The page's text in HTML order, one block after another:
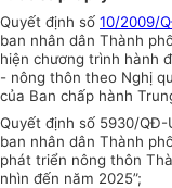
Quyết định số 10/2009/
ban nhân dân Thành
hiện chương trình hành
- nông thôn theo Nghị
của Ban chấp hành
Quyết định số 5930/QĐ-
ban nhân dân Thành
phát triển nông thôn
nhìn đến năm 2025”;